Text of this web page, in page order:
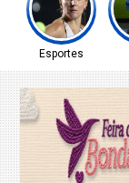
Esportes